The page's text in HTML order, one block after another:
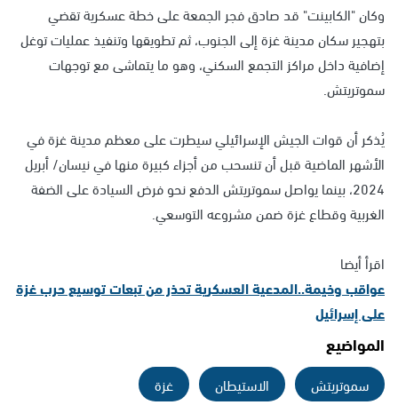
وكان "الكابينت" قد صادق فجر الجمعة على خطة عسكرية تقضي
بتهجير سكان مدينة غزة إلى الجنوب، ثم تطويقها وتنفيذ عمليات توغل
إضافية داخل مراكز التجمع السكني، وهو ما يتماشى مع توجهات
سموتريتش.
يُذكر أن قوات الجيش الإسرائيلي سيطرت على معظم مدينة غزة في
الأشهر الماضية قبل أن تنسحب من أجزاء كبيرة منها في نيسان/ أبريل
2024، بينما يواصل سموتريتش الدفع نحو فرض السيادة على الضفة
الغربية وقطاع غزة ضمن مشروعه التوسعي.
اقرأ أيضا
عواقب وخيمة..المدعية العسكرية تحذر من تبعات توسيع حرب غزة
على إسرائيل
المواضيع
سموتريتش الاستيطان
غزة